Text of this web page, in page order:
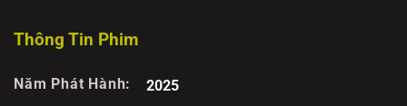
Thông Tin Phim
Năm Phát Hành:
2025